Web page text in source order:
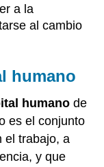
a la
al cambio
humano
humano de
es el conjunto
el trabajo, a
y que